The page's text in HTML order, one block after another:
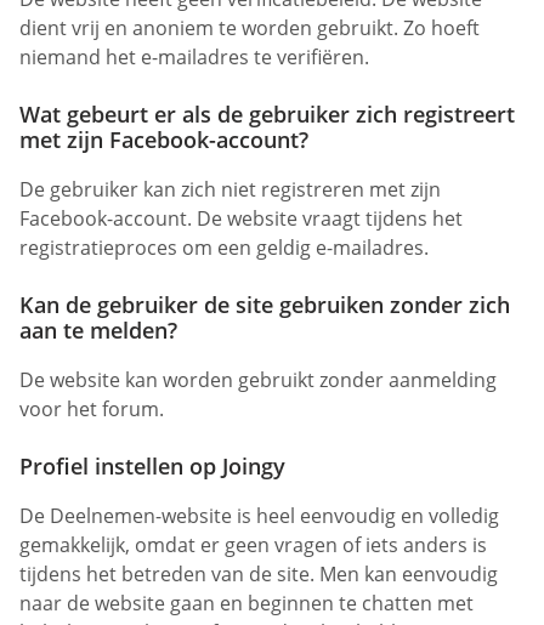
dient vrij en anoniem te worden gebruikt. Zo hoeft
niemand het e-mailadres te verifiëren.
Wat gebeurt er als de gebruiker zich registreert
met zijn Facebook-account?
De gebruiker kan zich niet registreren met zijn
Facebook-account. De website vraagt tijdens het
registratieproces om een geldig e-mailadres.
Kan de gebruiker de site gebruiken zonder zich
aan te melden?
De website kan worden gebruikt zonder aanmelding
voor het forum.
Profiel instellen op Joingy
De Deelnemen-website is heel eenvoudig en volledig
gemakkelijk, omdat er geen vragen of iets anders is
tijdens het betreden van de site. Men kan eenvoudig
naar de website gaan en beginnen te chatten met